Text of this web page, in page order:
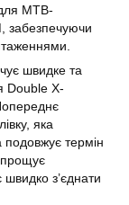
MTB-
забезпечуючи
швидке та
Double X-
яка
подовжує термін
з’єднати